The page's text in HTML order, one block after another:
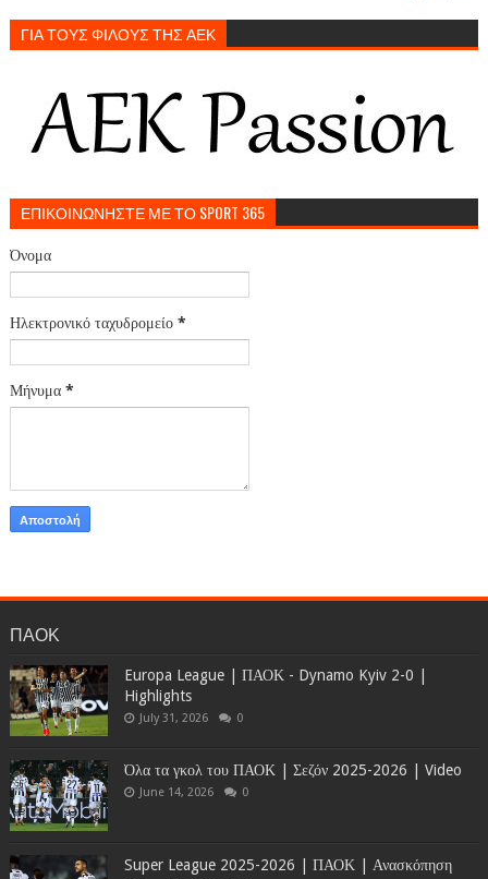
ΓΙΑ ΤΟΥΣ ΦΙΛΟΥΣ ΤΗΣ ΑΕΚ
ΕΠΙΚΟΙΝΩΝΗΣΤΕ ΜΕ ΤΟ SPORT 365
Όνομα
Ηλεκτρονικό ταχυδρομείο *
Μήνυμα *
ΠΑΟΚ
Europa League | ΠΑΟΚ - Dynamo Kyiv 2-0 |
Highlights
July 31, 2026 0
Όλα τα γκολ του ΠΑΟΚ | Σεζόν 2025-2026 | Video
June 14, 2026 0
Super League 2025-2026 | ΠΑΟΚ | Ανασκόπηση